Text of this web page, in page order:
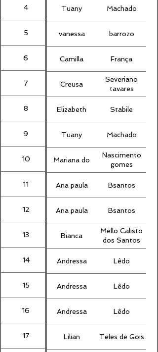
4
5
6
7
8
9
10
11
12
13
14
15
16
17
Tuany Machado
vanessa barrozo
Camilla França
Creusa
Severiano
tavares
Elizabeth Stabile
Tuany Machado
Mariana do
Nascimento
gomes
Ana paula Bsantos
Ana paula Bsantos
Bianca
Mello Calisto
dos Santos
Andressa Lêdo
Andressa Lêdo
Andressa Lêdo
Lilian Teles de Gois